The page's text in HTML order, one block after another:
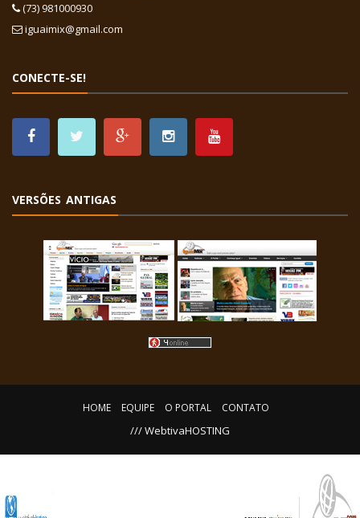
(73) 981000930
iguaimix@gmail.com
CONECTE-SE!
VERSÕES ANTIGAS
HOME EQUIPE O PORTAL CONTATO
/// WebtivaHOSTING